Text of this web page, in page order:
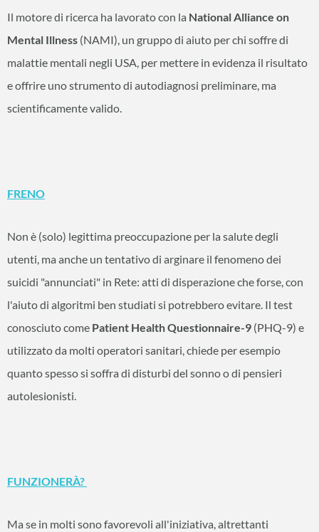
Il motore di ricerca ha lavorato con la National Alliance on
Mental Illness (NAMI), un gruppo di aiuto per chi soffre di
malattie mentali negli USA, per mettere in evidenza il risultato
e offrire uno strumento di autodiagnosi preliminare, ma
scientificamente valido.
FRENO
Non è (solo) legittima preoccupazione per la salute degli
utenti, ma anche un tentativo di arginare il fenomeno dei
suicidi "annunciati" in Rete: atti di disperazione che forse, con
l'aiuto di algoritmi ben studiati si potrebbero evitare. Il test
conosciuto come Patient Health Questionnaire-9 (PHQ-9) e
utilizzato da molti operatori sanitari, chiede per esempio
quanto spesso si soffra di disturbi del sonno o di pensieri
autolesionisti.
FUNZIONERÀ?
Ma se in molti sono favorevoli all'iniziativa, altrettanti